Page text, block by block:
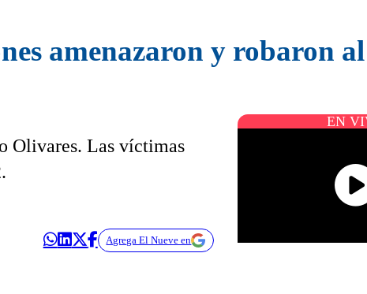
amenazaron y robaron
Olivares. Las víctimas
Agrega El Nueve en
EN